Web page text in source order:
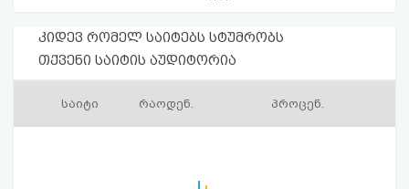
კიდევ რომელ საიტებს სტუმრობს
თქვენი საიტის აუდიტორია
საიტი რაოდენ. პროცენ.